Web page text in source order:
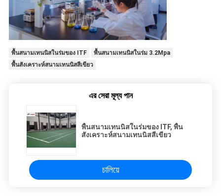
พื้นสนามเทนนิสในร่มของ ITF
พื้นสนามเทนนิสในร่ม 3.2Mpa
พื้นสังเคราะห์สนามเทนนิสสีเขียว
এর সেরা মূল্য পান
พื้นสนามเทนนิสในร่มของ ITF, พื้น
สังเคราะห์สนามเทนนิสสีเขียว
চালিয়ে